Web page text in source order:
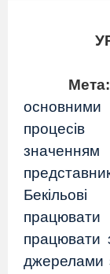
Мета:
основними
процесів
працювати
джерелами